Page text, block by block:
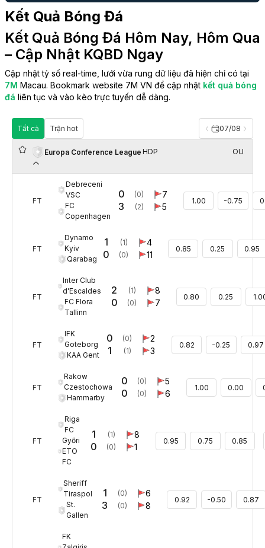
Kết Quả Bóng Đá
Kết Quả Bóng Đá Hôm Nay, Hôm Qua
– Cập Nhật KQBD Ngay
Cập nhật tỷ số real-time, lưới vừa rung dữ liệu đã hiện chỉ có tại
7M Macau. Bookmark website 7M VN để cập nhật kết quả bóng
đá liên tục và vào kèo trực tuyến dễ dàng.
Tất cả Trận hot 07/08
Europa Conference League HDP OU
FT
Debreceni
VSC
FC
Copenhagen
0
3
(0)
(2)
7
5
1.00 -0.75
FT
Dynamo
Kyiv
Qarabag
1
0
(1)
(0)
4
11
0.85 0.25 0.95
FT
Inter Club
d'Escaldes
FC Flora
Tallinn
2
0
(1)
(0)
8
7
0.80 0.25
FT
IFK
Goteborg
KAA Gent
0
1
(0)
(1)
2
3
0.82 -0.25 0.97
FT
Rakow
Czestochowa
Hammarby
0
0
(0)
(0)
5
6
1.00 0.00
FT
Riga
FC
Győri
ETO
FC
1
0
(1)
(0)
8
1
0.95 0.75 0.85
FT
Sheriff
Tiraspol
St.
Gallen
1
3
(0)
(0)
6
8
0.92 -0.50 0.87
FK